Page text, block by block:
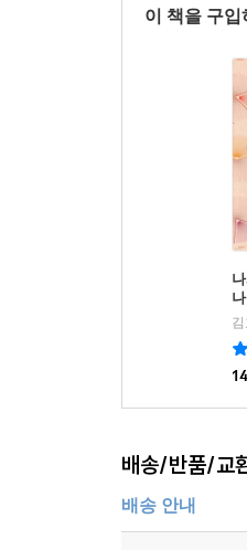
이 책을 구
배송/반품/교
배송 안내